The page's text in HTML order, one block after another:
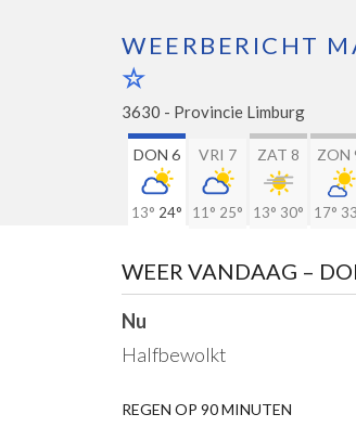
WEERBERICHT
3630 - Provincie Limburg
DON 6
13° 24°
VRI 7
11° 25°
ZAT 8
13° 30°
ZON
17°
WEER VANDAAG –
Nu
Halfbewolkt
REGEN OP 90 MINUTEN